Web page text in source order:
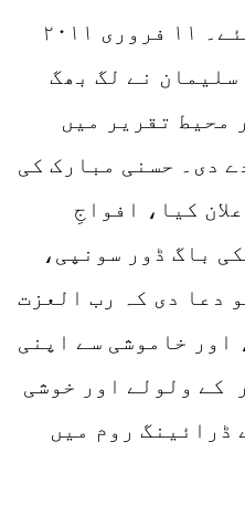
بالٓاخر یہ خدشات ٹل گئے۔ ۱۱ فروری ۲۰۱۱
نے لگ بھگ
محیط تقریر میں
دی۔ حسنی مبارک کی
کیا، افواجِ
باگ ڈور سونپی،
دعا دی کہ رب العزت
اور خاموشی سے اپنی
کے ولولے اور خوشی
ڈرائینگ روم میں